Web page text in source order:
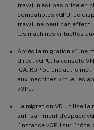
travail n’est pas prise en
compatibles vGPU. Le
travail ne peut pas
les machines virtuelles
Après la migration d’une
direct vGPU, la console
ICA, RDP ou une autre
aux machines virtuelles
vGPU.
La migration VDI utilise la
suffisamment d’espace
l’instance vGPU sur